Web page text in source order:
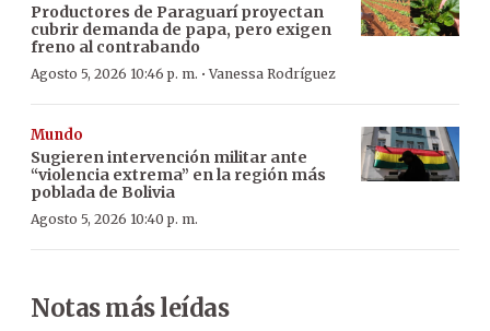
Productores de Paraguarí proyectan
cubrir demanda de papa, pero exigen
freno al contrabando
Agosto 5, 2026 10:46 p. m. ·Vanessa Rodríguez
Mundo
Sugieren intervención militar ante
“violencia extrema” en la región más
poblada de Bolivia
Agosto 5, 2026 10:40 p. m.
Notas más leídas